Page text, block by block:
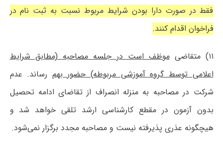
فقط در صورت دارا بودن شرایط مربوط نسبت به ثبت نام در
فراخوان اقدام کنند.
۱۱) متقاضی
موظف است در جلسه مصاحبه (مطابق شرایط
اعلامی توسط گروه آموزشی مربوطه) حضور بهم رساند. عدم
شرکت در مصاحبه به منزله انصراف از تقاضای ادامه تحصیل
بدون آزمون در مقطع کارشناسی ارشد تلقی خواهد شد و
هیچگونه عذری پذیرفته نیست و مصاحبه مجدد برگزار نمی‌شود.